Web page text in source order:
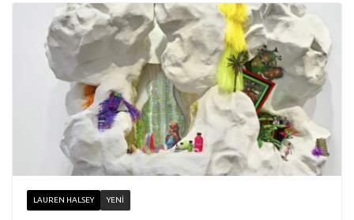
LAUREN HALSEY YENI